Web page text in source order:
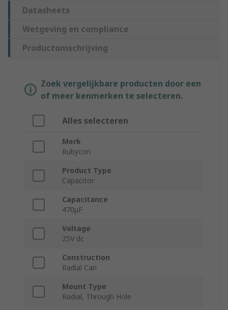
Datasheets
Wetgeving en compliance
Productomschrijving
Zoek vergelijkbare producten door een
of meer kenmerken te selecteren.
Alles selecteren
Merk
Rubycon
Product Type
Capacitor
Capacitance
470μF
Voltage
25V dc
Construction
Radial Can
Mount Type
Radial, Through Hole